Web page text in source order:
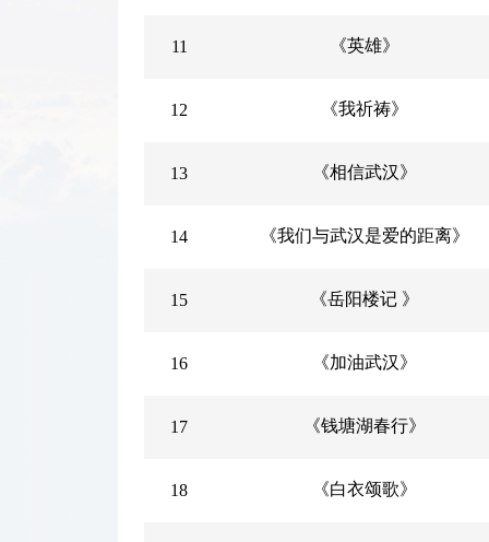
11 《英雄》
12 《我祈祷》
13 《相信武汉》
14 《我们与武汉是爱的距离》
15 《岳阳楼记 》
16 《加油武汉》
17 《钱塘湖春行》
18 《白衣颂歌》